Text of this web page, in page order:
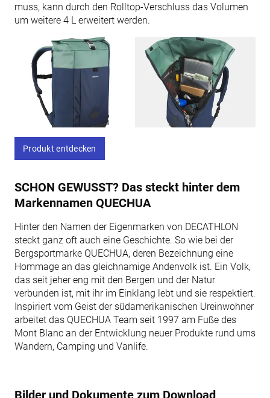
muss, kann durch den Rolltop-Verschluss das Volumen
um weitere 4 L erweitert werden.
Produkt entdecken
SCHON GEWUSST? Das steckt hinter dem
Markennamen QUECHUA
Hinter den Namen der Eigenmarken von DECATHLON
steckt ganz oft auch eine Geschichte. So wie bei der
Bergsportmarke QUECHUA, deren Bezeichnung eine
Hommage an das gleichnamige Andenvolk ist. Ein Volk,
das seit jeher eng mit den Bergen und der Natur
verbunden ist, mit ihr im Einklang lebt und sie respektiert.
Inspiriert vom Geist der südamerikanischen Ureinwohner
arbeitet das QUECHUA Team seit 1997 am Fuße des
Mont Blanc an der Entwicklung neuer Produkte rund ums
Wandern, Camping und Vanlife.
Bilder und Dokumente zum Download